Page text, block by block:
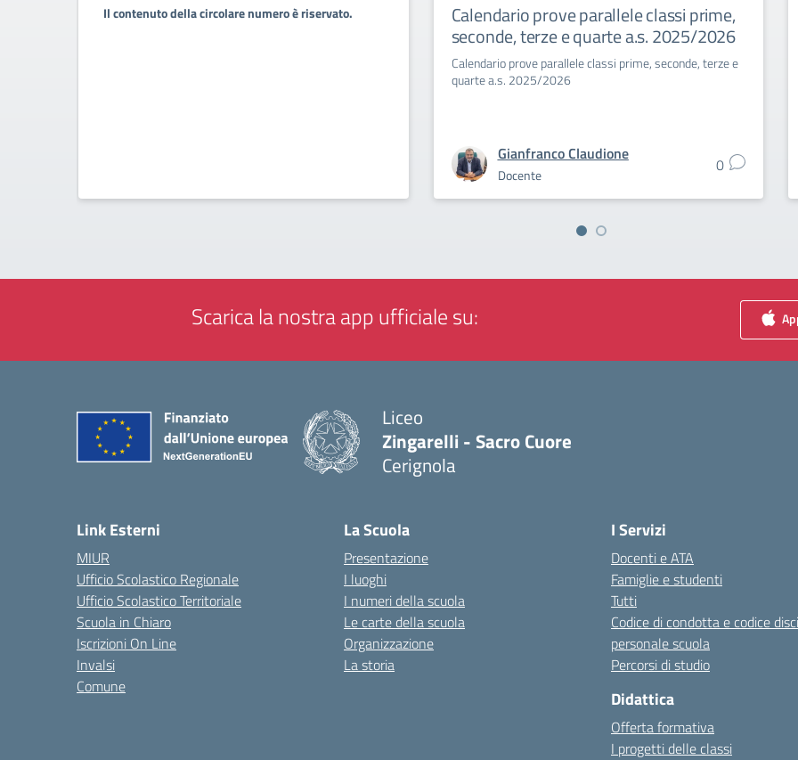
Il contenuto della circolare numero è riservato. Calendario prove parallele classi prime,
seconde, terze e quarte a.s. 2025/2026
Calendario prove parallele classi prime, seconde, terze e
quarte a.s. 2025/2026
Gianfranco Claudione
Docente 0
Scarica la nostra app ufficiale su:
Liceo
Zingarelli - Sacro Cuore
Cerignola
Link Esterni
MIUR
Ufficio Scolastico Regionale
Ufficio Scolastico Territoriale
Scuola in Chiaro
Iscrizioni On Line
Invalsi
Comune
La Scuola
Presentazione
I luoghi
I numeri della scuola
Le carte della scuola
Organizzazione
La storia
I Servizi
Docenti e ATA
Famiglie e studenti
Tutti
Codice di condotta e codice
personale scuola
Percorsi di studio
Didattica
Offerta formativa
I progetti delle classi